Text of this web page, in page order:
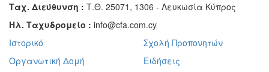
Ταχ. Διεύθυνση : Τ.Θ. 25071, 1306 - Λευκωσία Κύπρος
Ηλ. Ταχυδρομείο : info@cfa.com.cy
Ιστορικό
Οργανωτική Δομή
Σχολή Προπονητών
Ειδήσεις